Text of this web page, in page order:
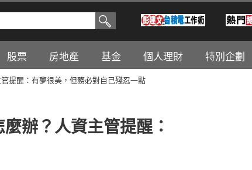
股票 房地產 基金 個人理財 特別企劃
提醒：有夢很美，但務必對自己殘忍一點
辦？人資主管提醒：